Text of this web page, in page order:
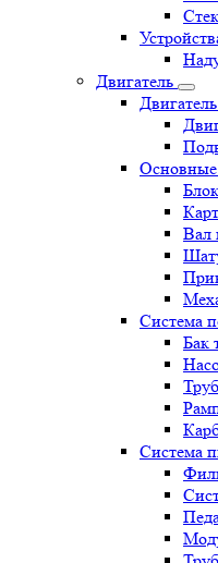
Двигатель
Основные
Вал
Система
Бак
Система